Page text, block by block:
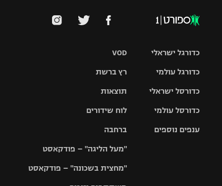
VOD
רץ ברשת
תוצאות
לוח שידורים
ברחבה
"מעל הליגה" – פודקאסט
"מחצית בשכונה" – פודקאסט
כדורגל ישראלי
גביע הטוטו
כדורגל עולמי
האלופות
ליגה
כדורסל ישראלי
סל
כדורסל עולמי
ענפים נוספים